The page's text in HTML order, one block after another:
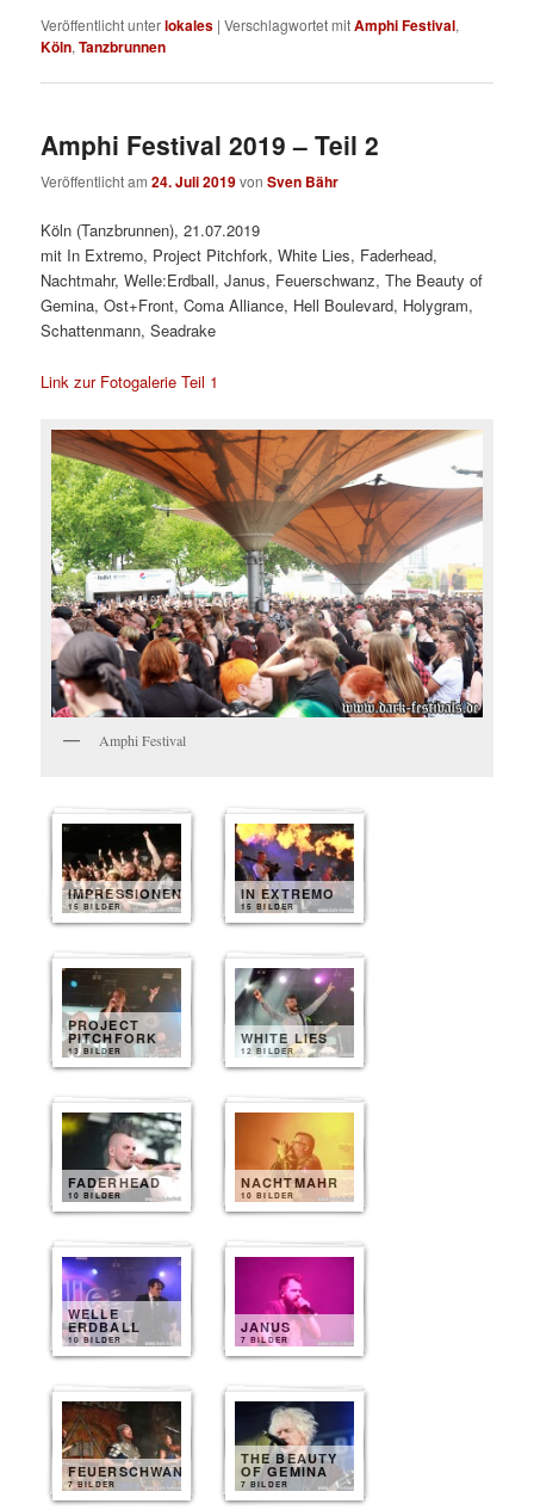
Veröffentlicht unterlokales |Verschlagwortet mitAmphi Festival,
Köln,Tanzbrunnen
Amphi Festival 2019 – Teil 2
Veröffentlicht am24. Juli 2019vonSven Bähr
Köln (Tanzbrunnen), 21.07.2019
mit In Extremo, Project Pitchfork, White Lies, Faderhead,
Nachtmahr, Welle:Erdball, Janus, Feuerschwanz, The Beauty of
Gemina, Ost+Front, Coma Alliance, Hell Boulevard, Holygram,
Schattenmann, Seadrake
Link zur Fotogalerie Teil 1
Amphi Festival
IMPRESSIONEN
15 BILDER
IN EXTREMO
15 BILDER
PROJECT
PITCHFORK
13 BILDER
WHITE LIES
12 BILDER
FADERHEAD
10 BILDER
NACHTMAHR
10 BILDER
WELLE
ERDBALL
10 BILDER
JANUS
7 BILDER
FEUERSCHWANZ
7 BILDER
THE BEAUTY
OF GEMINA
7 BILDER